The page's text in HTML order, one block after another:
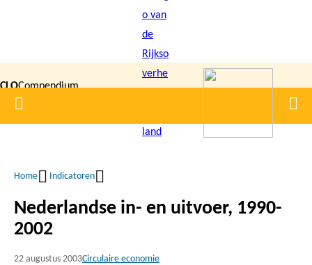
inhoud
gaan
CLOCompendium
voor de
Home
Kruimelpad
Home Indicatoren
Nederlandse in- en uitvoer, 1990-
2002
22 augustus 2003Circulaire economie